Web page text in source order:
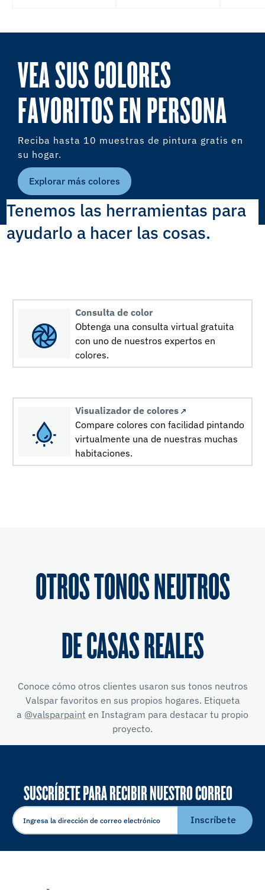
VEA SUS COLORES
FAVORITOS EN PERSONA
Reciba hasta 10 muestras de pintura gratis en
su hogar.
Explorar más colores
Tenemos las herramientas para
ayudarlo a hacer las cosas.
Consulta de color
Obtenga una consulta virtual gratuita
con uno de nuestros expertos en
colores.
Visualizador de colores
Compare colores con facilidad pintando
virtualmente una de nuestras muchas
habitaciones.
OTROS TONOS NEUTROS
DE CASAS REALES
Conoce cómo otros clientes usaron sus tonos neutros
Valspar favoritos en sus propios hogares. Etiqueta
a @valsparpaint en Instagram para destacar tu propio
proyecto.
SUSCRÍBETE PARA RECIBIR NUESTRO CORREO
ELECTRÓNICO
Inscríbete